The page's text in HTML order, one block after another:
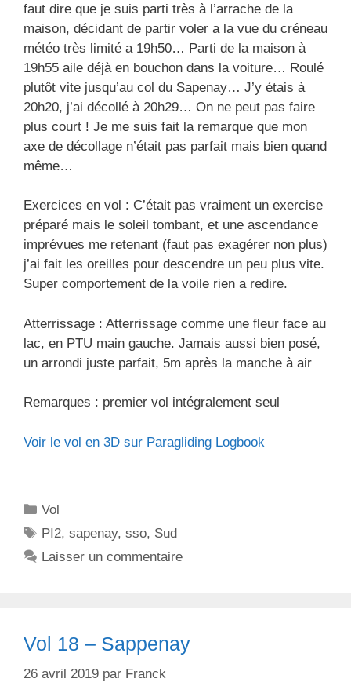
faut dire que je suis parti très à l’arrache de la
maison, décidant de partir voler a la vue du créneau
météo très limité a 19h50… Parti de la maison à
19h55 aile déjà en bouchon dans la voiture… Roulé
plutôt vite jusqu’au col du Sapenay… J’y étais à
20h20, j’ai décollé à 20h29… On ne peut pas faire
plus court ! Je me suis fait la remarque que mon
axe de décollage n’était pas parfait mais bien quand
même…
Exercices en vol : C’était pas vraiment un exercise
préparé mais le soleil tombant, et une ascendance
imprévues me retenant (faut pas exagérer non plus)
j’ai fait les oreilles pour descendre un peu plus vite.
Super comportement de la voile rien a redire.
Atterrissage : Atterrissage comme une fleur face au
lac, en PTU main gauche. Jamais aussi bien posé,
un arrondi juste parfait, 5m après la manche à air
Remarques : premier vol intégralement seul
Voir le vol en 3D sur Paragliding Logbook
C
a
i
Vol
É
t
t
t
PI2,sapenay,sso, Sud
Laisser un commentaire
Vol 18 – Sappenay
26 avril 2019 par Franck